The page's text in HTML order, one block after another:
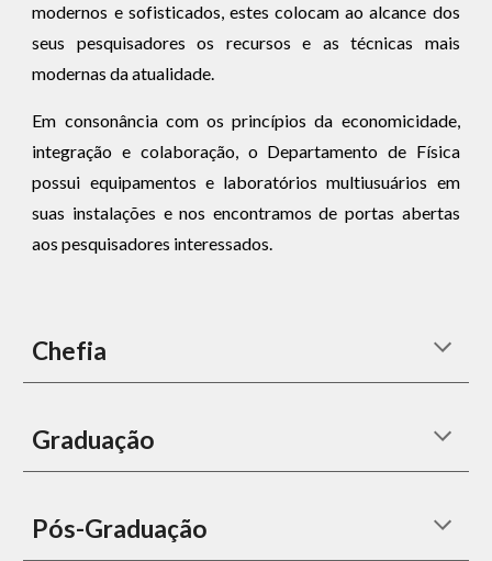
modernos e sofisticados, estes colocam ao alcance dos
seus pesquisadores os recursos e as técnicas mais
modernas da atualidade.
Em consonância com os princípios da economicidade,
integração e colaboração, o Departamento de Física
possui equipamentos e laboratórios multiusuários em
suas instalações e nos encontramos de portas abertas
aos pesquisadores interessados.
Chefia
Graduação
Pós-Graduação